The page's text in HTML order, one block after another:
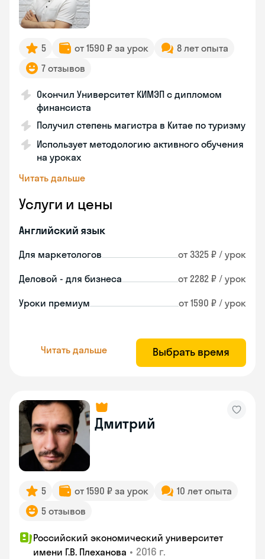
5 от 1590 ₽ за урок
8 лет опыта
7 отзывов
Окончил Университет КИМЭП с дипломом
финансиста
Получил степень магистра в Китае по туризму
Использует методологию активного обучения
на уроках
Читать дальше
Услуги и цены
Английский язык
Для маркетологов от 3325 ₽ / урок
Деловой - для бизнеса от 2282 ₽ / урок
Уроки премиум от 1590 ₽ / урок
Читать дальше Выбрать время
Дмитрий
5 от 1590 ₽ за урок
10 лет опыта
5 отзывов
Российский экономический университет
имени Г.В. Плеханова • 2016 г.